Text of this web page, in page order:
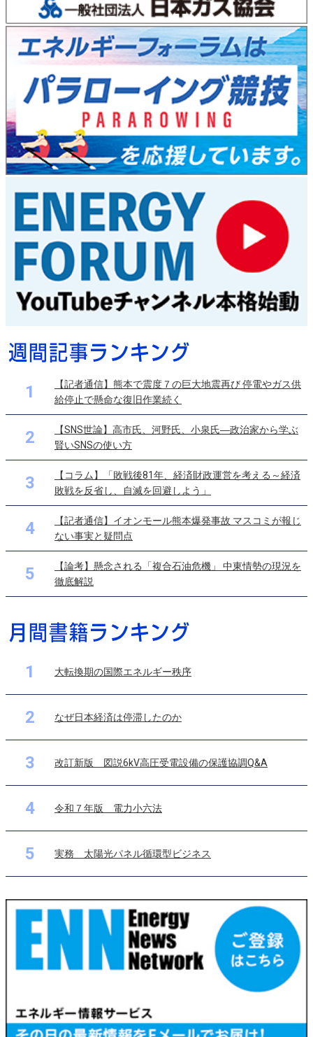
1
【記者通信】熊本で震度７の巨大地震再び 停電やガス供
給停止で懸命な復旧作業続く
2
【SNS世論】高市氏、河野氏、小泉氏―政治家から学ぶ
賢いSNSの使い方
3
【コラム】「敗戦後81年、経済財政運営を考える～経済
敗戦を反省し、自滅を回避しよう」
4
【記者通信】イオンモール熊本爆発事故 マスコミが報じ
ない事実と疑問点
5
【論考】懸念される「複合石油危機」 中東情勢の現況を
徹底解説
1 大転換期の国際エネルギー秩序
2 なぜ日本経済は停滞したのか
3 改訂新版 図説6kV高圧受電設備の保護協調Q&A
4 令和７年版 電力小六法
5 実務 太陽光パネル循環型ビジネス